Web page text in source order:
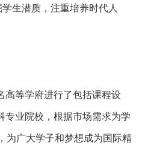
生潜质，注重培养时代人
高等学府进行了包括课程设
专业院校，根据市场需求为学
为广大学子和梦想成为国际精